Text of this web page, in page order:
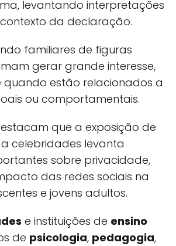
levantando interpretações
da declaração.
familiares de figuras
gerar grande interesse,
quando estão relacionados a
ou comportamentais.
que a exposição de
celebridades levanta
sobre privacidade,
das redes sociais na
e jovens adultos.
e instituições de ensino
de psicologia, pedagogia,